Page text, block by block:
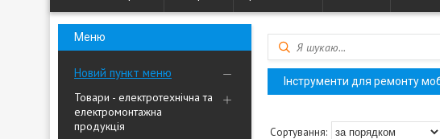
Новий пункт меню
Товари - електротехнічна та
електромонтажна
продукція
Інструменти для ремонту